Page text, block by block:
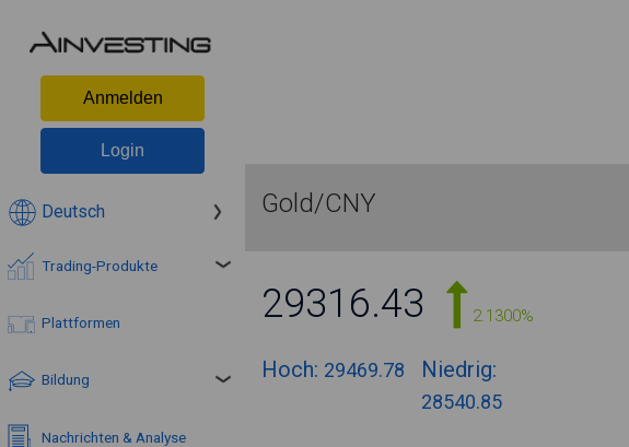
Anmelden
Login
Deutsch
Trading-Produkte
Plattformen
Bildung
Nachrichten & Analyse
Gold/CNY
29316.43 2.1300%
Hoch: 29469.78 Niedrig:
28540.85